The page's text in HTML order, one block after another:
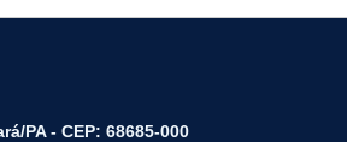
PA - CEP: 68685-000